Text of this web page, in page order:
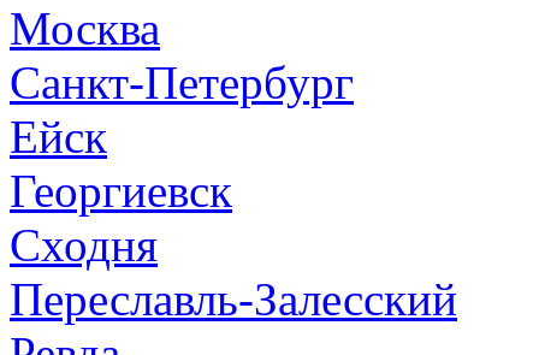
Москва
Санкт-Петербург
Ейск
Георгиевск
Сходня
Переславль-Залесский